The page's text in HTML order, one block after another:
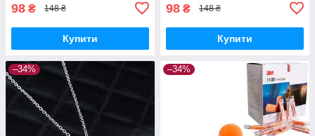
98 ₴ 148 ₴
Купити
98 ₴ 148 ₴
Купити
–34% –34%